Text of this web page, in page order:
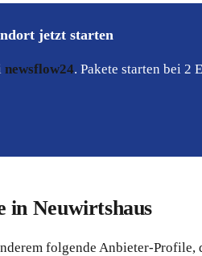
jetzt starten
newsflow24. Pakete starten bei 2
in Neuwirtshaus
folgende Anbieter-